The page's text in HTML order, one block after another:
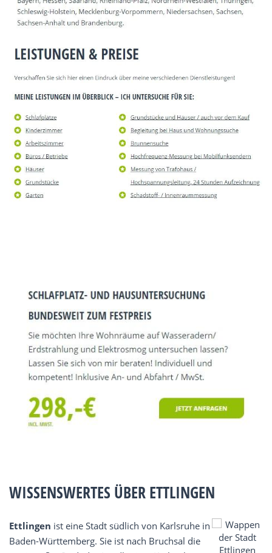
WISSENSWERTES ÜBER ETTLINGEN
Ettlingen ist eine Stadt südlich von Karlsruhe in
Baden-Württemberg. Sie ist nach Bruchsal die